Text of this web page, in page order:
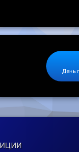
День